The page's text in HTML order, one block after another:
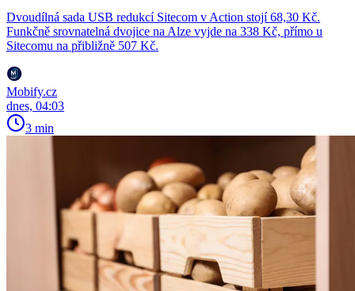
Dvoudílná sada USB redukcí Sitecom v Action stojí 68,30 Kč.
Funkčně srovnatelná dvojice na Alze vyjde na 338 Kč, přímo u
Sitecomu na přibližně 507 Kč.
Mobify.cz
dnes, 04:03
3 min